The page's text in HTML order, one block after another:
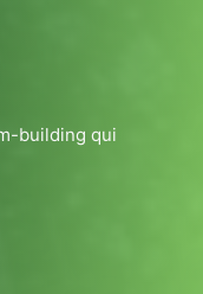
building qui